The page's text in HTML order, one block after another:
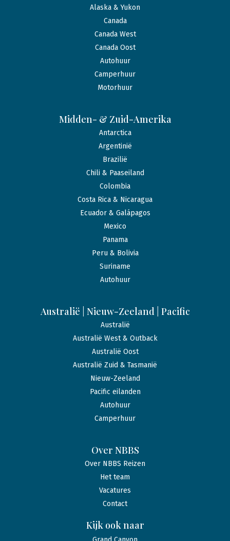
Alaska & Yukon
Canada
Canada West
Canada Oost
Autohuur
Camperhuur
Motorhuur
Midden- & Zuid-Amerika
Antarctica
Argentinië
Brazilië
Chili & Paaseiland
Colombia
Costa Rica & Nicaragua
Ecuador & Galápagos
Mexico
Panama
Peru & Bolivia
Suriname
Autohuur
Australië | Nieuw-Zeeland | Pacific
Australië
Australië West & Outback
Australië Oost
Australië Zuid & Tasmanië
Nieuw-Zeeland
Pacific eilanden
Autohuur
Camperhuur
Over NBBS
Over NBBS Reizen
Het team
Vacatures
Contact
Kijk ook naar